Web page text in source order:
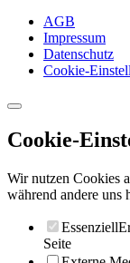
AGB
Impressum
Datenschutz
Cookie-
Cookie-
Wir nutzen Cookies
während andere uns
Essenziell
Seite